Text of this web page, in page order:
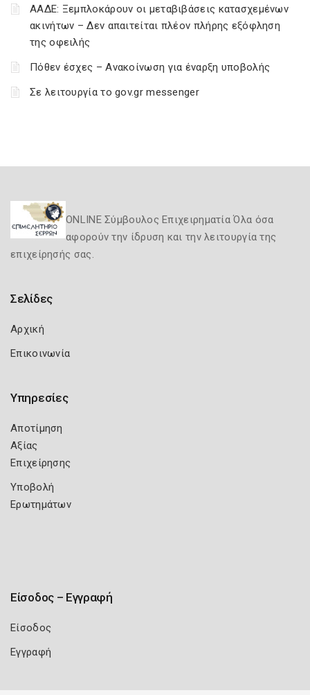
ΑΑΔΕ: Ξεμπλοκάρουν οι μεταβιβάσεις κατασχεμένων
ακινήτων – Δεν απαιτείται πλέον πλήρης εξόφληση
της οφειλής
Πόθεν έσχες – Ανακοίνωση για έναρξη υποβολής
Σε λειτουργία το gov.gr messenger
ONLINE Σύμβουλος Επιχειρηματία Όλα όσα
αφορούν την ίδρυση και την λειτουργία της
επιχείρησής σας.
Σελίδες
Αρχική
Επικοινωνία
Υπηρεσίες
Αποτίμηση
Αξίας
Επιχείρησης
Υποβολή
Ερωτημάτων
Είσοδος – Εγγραφή
Είσοδος
Εγγραφή